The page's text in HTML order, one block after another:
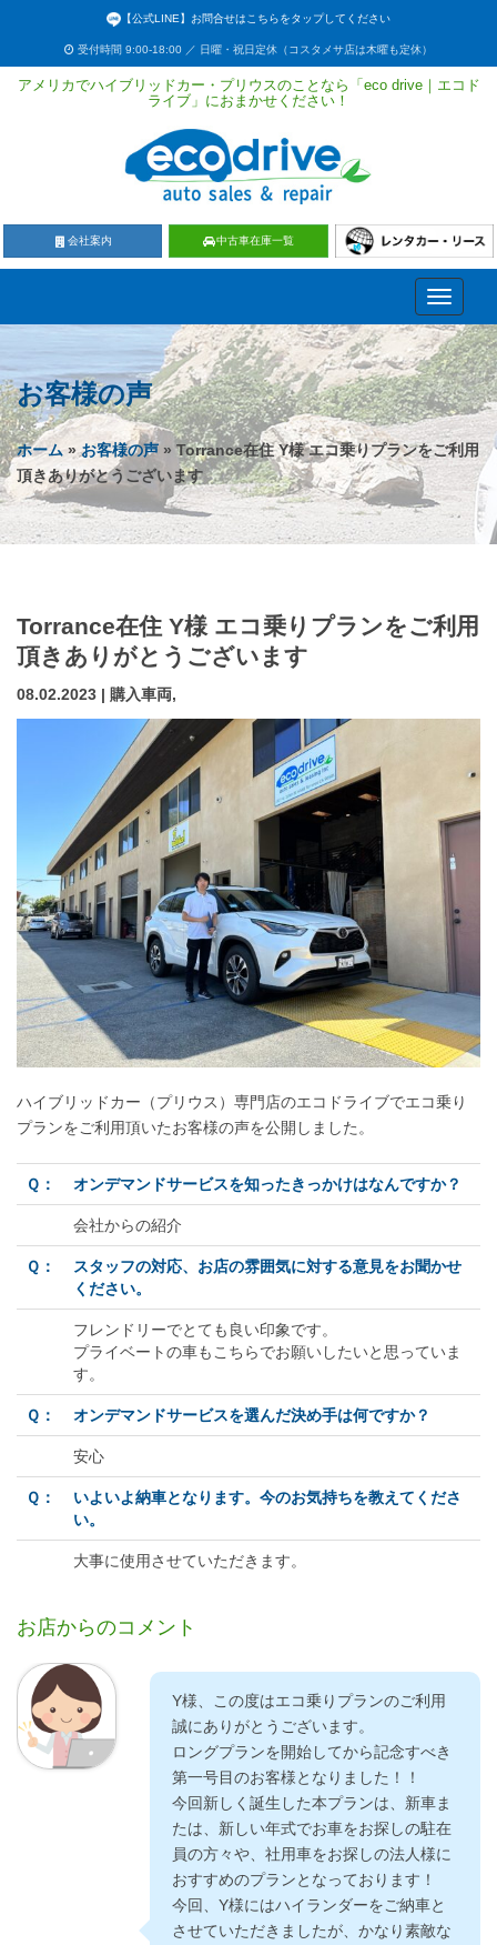
【公式LINE】お問合せはこちらをタップしてください
受付時間 9:00-18:00 ／ 日曜・祝日定休（コスタメサ店は木曜も定休）
アメリカでハイブリッドカー・プリウスのことなら「eco drive｜エコド
ライブ」におまかせください！
会社案内 中古車在庫一覧
Toggle
お客様の声
ホーム»お客様の声 » Torrance在住 Y様 エコ乗りプランをご利用
頂きありがとうございます
Torrance在住 Y様 エコ乗りプランをご利用
頂きありがとうございます
08.02.2023 | 購入車両,
ハイブリッドカー（プリウス）専門店のエコドライブでエコ乗り
プランをご利用頂いたお客様の声を公開しました。
Ｑ： オンデマンドサービスを知ったきっかけはなんですか？
会社からの紹介
Ｑ：
スタッフの対応、お店の雰囲気に対する意見をお聞かせ
ください。
フレンドリーでとても良い印象です。
プライベートの車もこちらでお願いしたいと思っていま
す。
Ｑ： オンデマンドサービスを選んだ決め手は何ですか？
安心
Ｑ：
いよいよ納車となります。今のお気持ちを教えてくださ
い。
大事に使用させていただきます。
お店からのコメント
Y様、この度はエコ乗りプランのご利用
誠にありがとうございます。
ロングプランを開始してから記念すべき
第一号目のお客様となりました！！
今回新しく誕生した本プランは、新車ま
たは、新しい年式でお車をお探しの駐在
員の方々や、社用車をお探しの法人様に
おすすめのプランとなっております！
今回、Y様にはハイランダーをご納車と
させていただきましたが、かなり素敵な